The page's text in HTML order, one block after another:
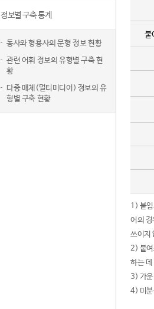
정보별 구축 통계
동사와 형용사의 문형 정보 현황
관련 어휘 정보의 유형별 구축 현
황
다중 매체(멀티미디어) 정보의 유
형별 구축 현황
붙
1) 붙
어의
쓰이지
2) 붙여
하는
3) 가운
4) 미분